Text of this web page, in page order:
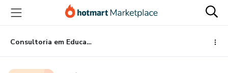
para
conteúdo
principal
para
pagamento
para
rodapé
Consultoria em Educação Parental